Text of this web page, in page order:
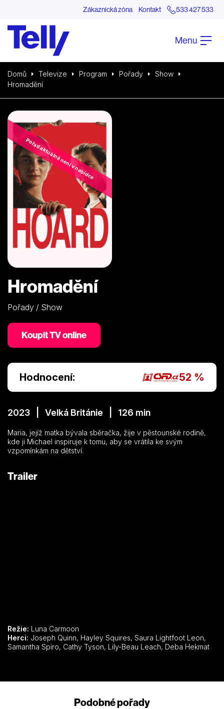
Zákaznická zóna Kontakt 533 427 533
Menu
Domů Televize Program Pořady
Show
Hromadění
Pořad aktuálně není v nabídce
Hromadění
Pořady / Show
Koupit TV online
Hodnocení: 52 %
2023 | Velká Británie | 126 min
Maria, jejíž matka bývala sběračka, žije v pěstounské rodině,
kde ji Michael inspiruje k tomu, aby se vrátila ke svým
vzpomínkám na dětství.
Trailer
Režie: Luna Carmoon
Herci:
Samantha Spiro, Cathy Tyson, Lily-Beau Leach, Deba Hekmat
Podobné pořady